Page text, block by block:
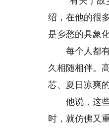
绍，在他的很
是乡愁的具象化
每个人都有
久相随相伴。
芯、夏日凉爽
他说，这些
时，就仿佛又